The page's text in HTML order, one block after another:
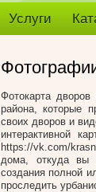
Услуги
Фотокарта дворов
района, которые
своих дворов и
интерактивной
https://vk.com/
дома, откуда вы
создания полной
проследить